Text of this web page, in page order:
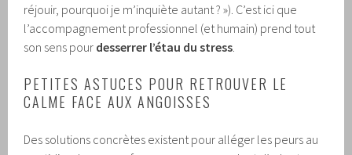
réjouir, pourquoi je m’inquiète autant ? »). C’est ici que
l’accompagnement professionnel (et humain) prend tout
son sens pour desserrer l’étau du stress.
PETITES ASTUCES POUR RETROUVER LE
CALME FACE AUX ANGOISSES
Des solutions concrètes existent pour alléger les peurs au